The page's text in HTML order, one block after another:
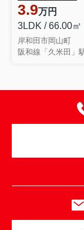
3.9万円
3LDK / 66.00㎡
岸和田市岡山町
阪和線「久米田」